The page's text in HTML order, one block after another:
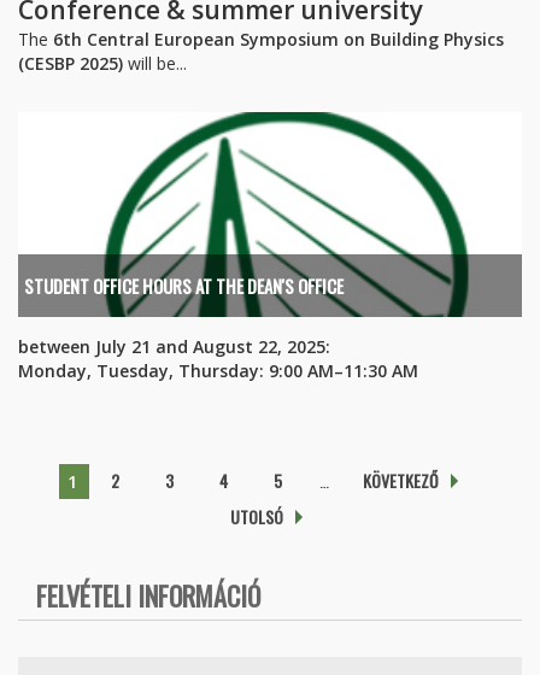
Conference & summer university
The 6th Central European Symposium on Building Physics
(CESBP 2025) will be...
STUDENT OFFICE HOURS AT THE DEAN'S OFFICE
between July 21 and August 22, 2025:
Monday, Tuesday, Thursday: 9:00 AM–11:30 AM
Pages
1 2 3 4 5
KÖVETKEZŐ
UTOLSÓ
FELVÉTELI INFORMÁCIÓ